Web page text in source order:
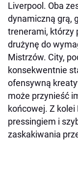
Liverpool. Oba
dynamiczną grą,
trenerami, którzy
drużynę do
Mistrzów. City,
konsekwentnie
ofensywną
może przynieść
końcowej. Z
pressingiem i
zaskakiwania